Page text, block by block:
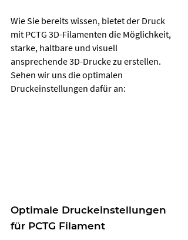
Wie Sie bereits wissen, bietet der Druck
mit PCTG 3D-Filamenten die Möglichkeit,
starke, haltbare und visuell
ansprechende 3D-Drucke zu erstellen.
Sehen wir uns die optimalen
Druckeinstellungen dafür an:
Optimale Druckeinstellungen
für PCTG Filament